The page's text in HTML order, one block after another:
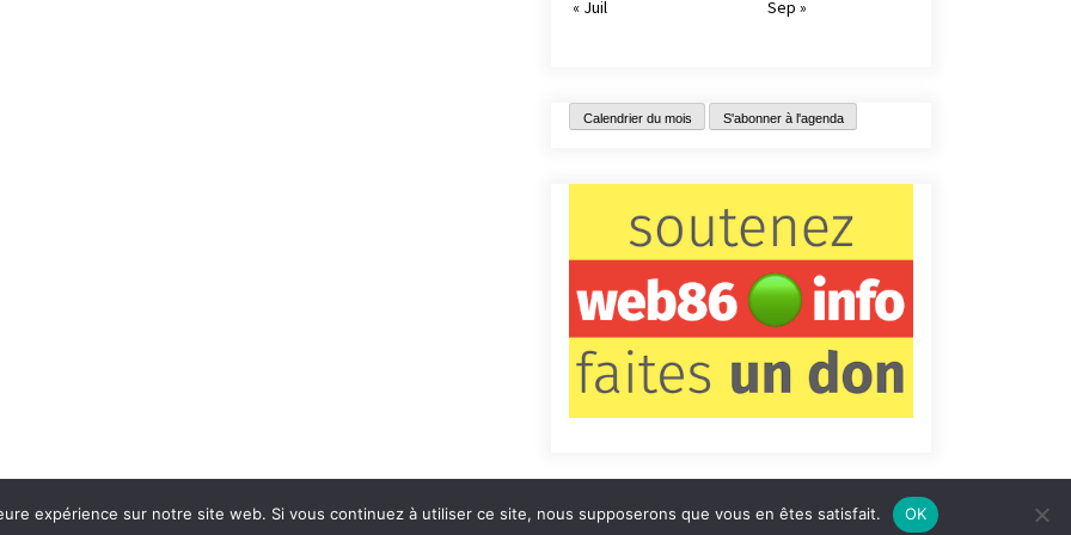
« Juil
Sep »
Calendrier du mois S'abonner à l'agenda
Contact Qui sommes-nous ? Informations légales
expérience sur notre site web. Si vous continuez à utiliser ce site, nous supposerons que vous en êtes satisfait. OK